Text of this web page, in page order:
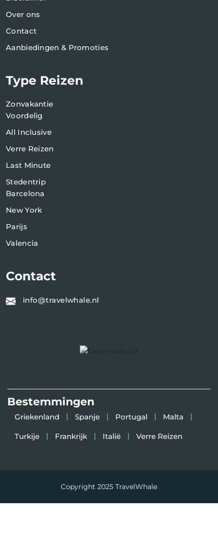
Over ons
Contact
Aanbiedingen & Promoties
Type Reizen
Zonvakantie
Voordelig
All Inclusive
Verre Reizen
Last Minute
Stedentrip
Barcelona
New York
Parijs
Valencia
Contact
info@travelwhale.nl
Bestemmingen
Griekenland Spanje Portugal Malta
Turkije Frankrijk Italië Verre Reizen
Copyright 2025 TravelWhale